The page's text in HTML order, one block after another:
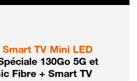
Smart TV Mini LED
130Go 5G et
Fibre + Smart TV